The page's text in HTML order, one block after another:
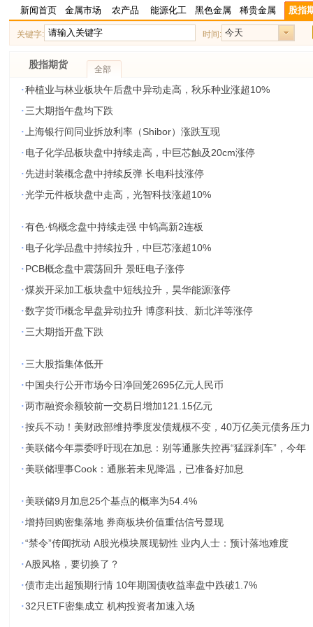
新闻首页 金属市场 农产品 能源化工 黑色金属 稀贵金属 股指
关键字: 时间: 今天
股指期货 全部
·种植业与林业板块午后盘中异动走高，秋乐种业涨超10%
·三大期指午盘均下跌
· 上海银行间同业拆放利率（Shibor）涨跌互现
·电子化学品板块盘中持续走高，中巨芯触及20cm涨停
·先进封装概念盘中持续反弹 长电科技涨停
·光学元件板块盘中走高，光智科技涨超10%
·有色·钨概念盘中持续走强 中钨高新2连板
·电子化学品盘中持续拉升，中巨芯涨超10%
·PCB概念盘中震荡回升 景旺电子涨停
·煤炭开采加工板块盘中短线拉升，昊华能源涨停
·数字货币概念早盘异动拉升 博彦科技、新北洋等涨停
·三大期指开盘下跌
·三大股指集体低开
·中国央行公开市场今日净回笼2695亿元人民币
·两市融资余额较前一交易日增加121.15亿元
·按兵不动！美财政部维持季度发债规模不变，40万亿美元债务压力
·美联储今年票委呼吁现在加息：别等通胀失控再“猛踩刹车”，今年
·美联储理事Cook：通胀若未见降温，已准备好加息
·美联储9月加息25个基点的概率为54.4%
·增持回购密集落地 券商板块价值重估信号显现
·“禁令”传闻扰动 A股光模块展现韧性 业内人士：预计落地难度
·A股风格，要切换了？
·债市走出超预期行情 10年期国债收益率盘中跌破1.7%
·32只ETF密集成立 机构投资者加速入场